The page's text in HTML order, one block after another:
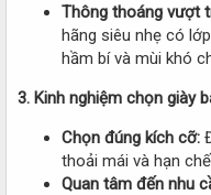
Thông thoáng vượt
hãng siêu nhẹ có
hầm bí và mùi khó
3. Kinh nghiệm chọn giày
Chọn đúng kích cỡ:
thoải mái và hạn
Quan tâm đến nhu